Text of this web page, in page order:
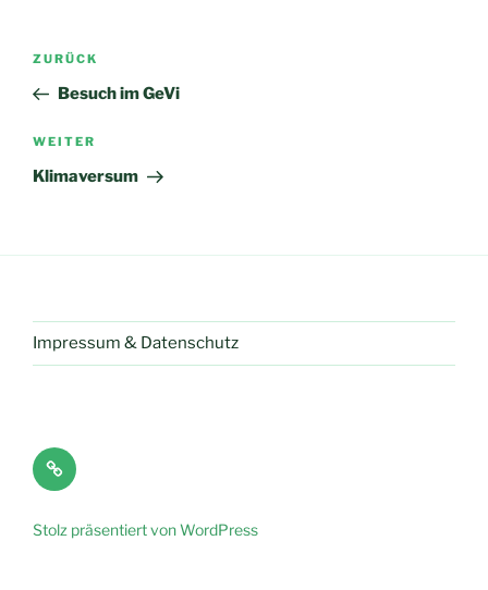
Beitragsnavigation
Vorheriger
Beitrag
ZURÜCK
Besuch im GeVi
Nächster
Beitrag
WEITER
Klimaversum
Impressum & Datenschutz
Impressum
&
Stolz präsentiert von WordPress